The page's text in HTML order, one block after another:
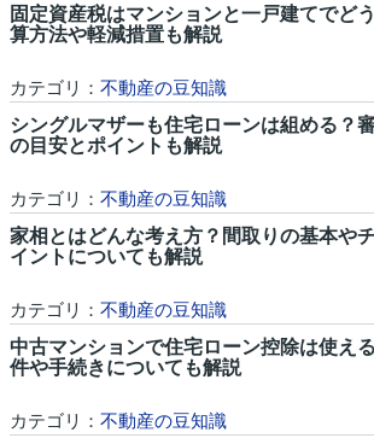
固定資産税はマンションと一戸建てでど
算方法や軽減措置も解説
カテゴリ： 不動産の豆知識
シングルマザーも住宅ローンは組める？
の目安とポイントも解説
カテゴリ： 不動産の豆知識
家相とはどんな考え方？間取りの基本や
イントについても解説
カテゴリ： 不動産の豆知識
中古マンションで住宅ローン控除は使え
件や手続きについても解説
カテゴリ： 不動産の豆知識